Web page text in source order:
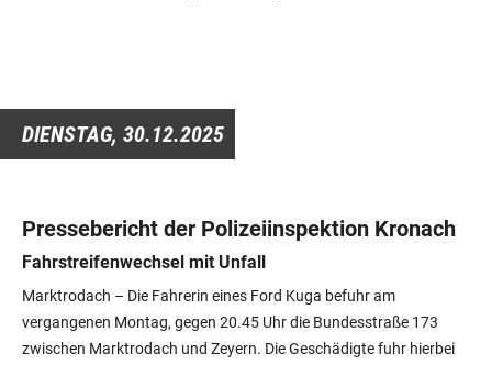
DIENSTAG, 30.12.2025
Pressebericht der Polizeiinspektion Kronach
Fahrstreifenwechsel mit Unfall
Marktrodach – Die Fahrerin eines Ford Kuga befuhr am
vergangenen Montag, gegen 20.45 Uhr die Bundesstraße 173
zwischen Marktrodach und Zeyern. Die Geschädigte fuhr hierbei